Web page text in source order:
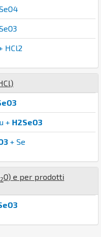
HCl2
Cl)
+ H2SeO3
+ Se
2O) e per prodotti